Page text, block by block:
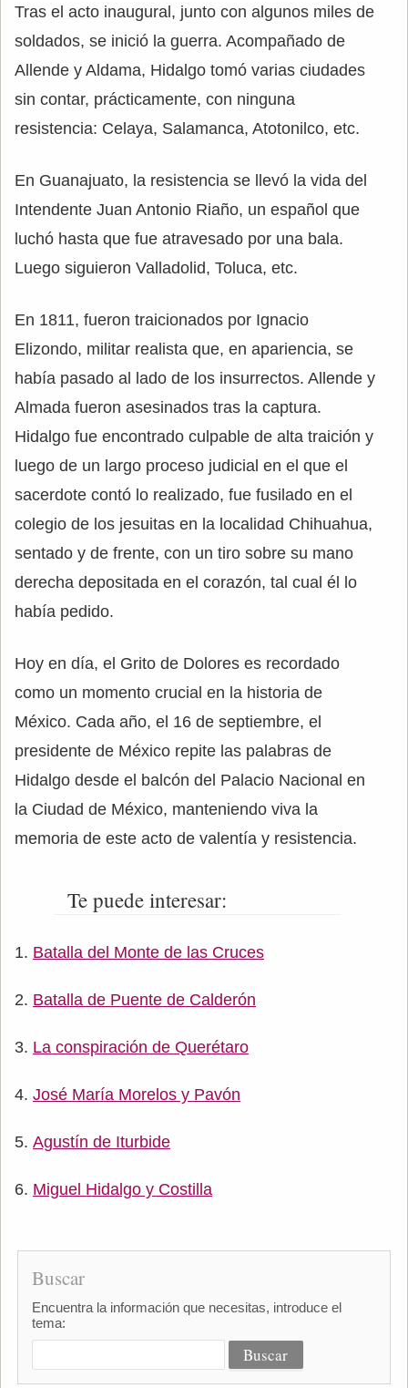
Tras el acto inaugural, junto con algunos miles de
soldados, se inició la guerra. Acompañado de
Allende y Aldama, Hidalgo tomó varias ciudades
sin contar, prácticamente, con ninguna
resistencia: Celaya, Salamanca, Atotonilco, etc.
En Guanajuato, la resistencia se llevó la vida del
Intendente Juan Antonio Riaño, un español que
luchó hasta que fue atravesado por una bala.
Luego siguieron Valladolid, Toluca, etc.
En 1811, fueron traicionados por Ignacio
Elizondo, militar realista que, en apariencia, se
había pasado al lado de los insurrectos. Allende y
Almada fueron asesinados tras la captura.
Hidalgo fue encontrado culpable de alta traición y
luego de un largo proceso judicial en el que el
sacerdote contó lo realizado, fue fusilado en el
colegio de los jesuitas en la localidad Chihuahua,
sentado y de frente, con un tiro sobre su mano
derecha depositada en el corazón, tal cual él lo
había pedido.
Hoy en día, el Grito de Dolores es recordado
como un momento crucial en la historia de
México. Cada año, el 16 de septiembre, el
presidente de México repite las palabras de
Hidalgo desde el balcón del Palacio Nacional en
la Ciudad de México, manteniendo viva la
memoria de este acto de valentía y resistencia.
Te puede interesar:
Batalla del Monte de las Cruces
Batalla de Puente de Calderón
La conspiración de Querétaro
José María Morelos y Pavón
Agustín de Iturbide
Miguel Hidalgo y Costilla
Buscar
Encuentra la información que necesitas, introduce el
tema: